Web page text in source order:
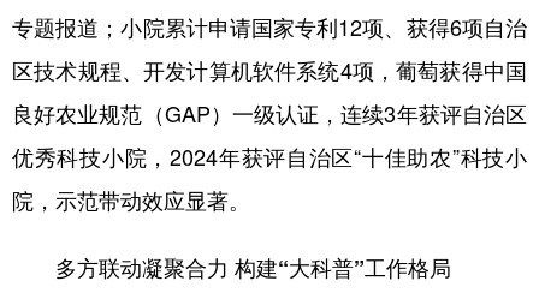
专题报道；小院累计申请国家专利12项、获得6项自治
区技术规程、开发计算机软件系统4项，葡萄获得中国
良好农业规范（GAP）一级认证，连续3年获评自治区
优秀科技小院，2024年获评自治区“十佳助农”科技小
院，示范带动效应显著。
多方联动凝聚合力 构建“大科普”工作格局